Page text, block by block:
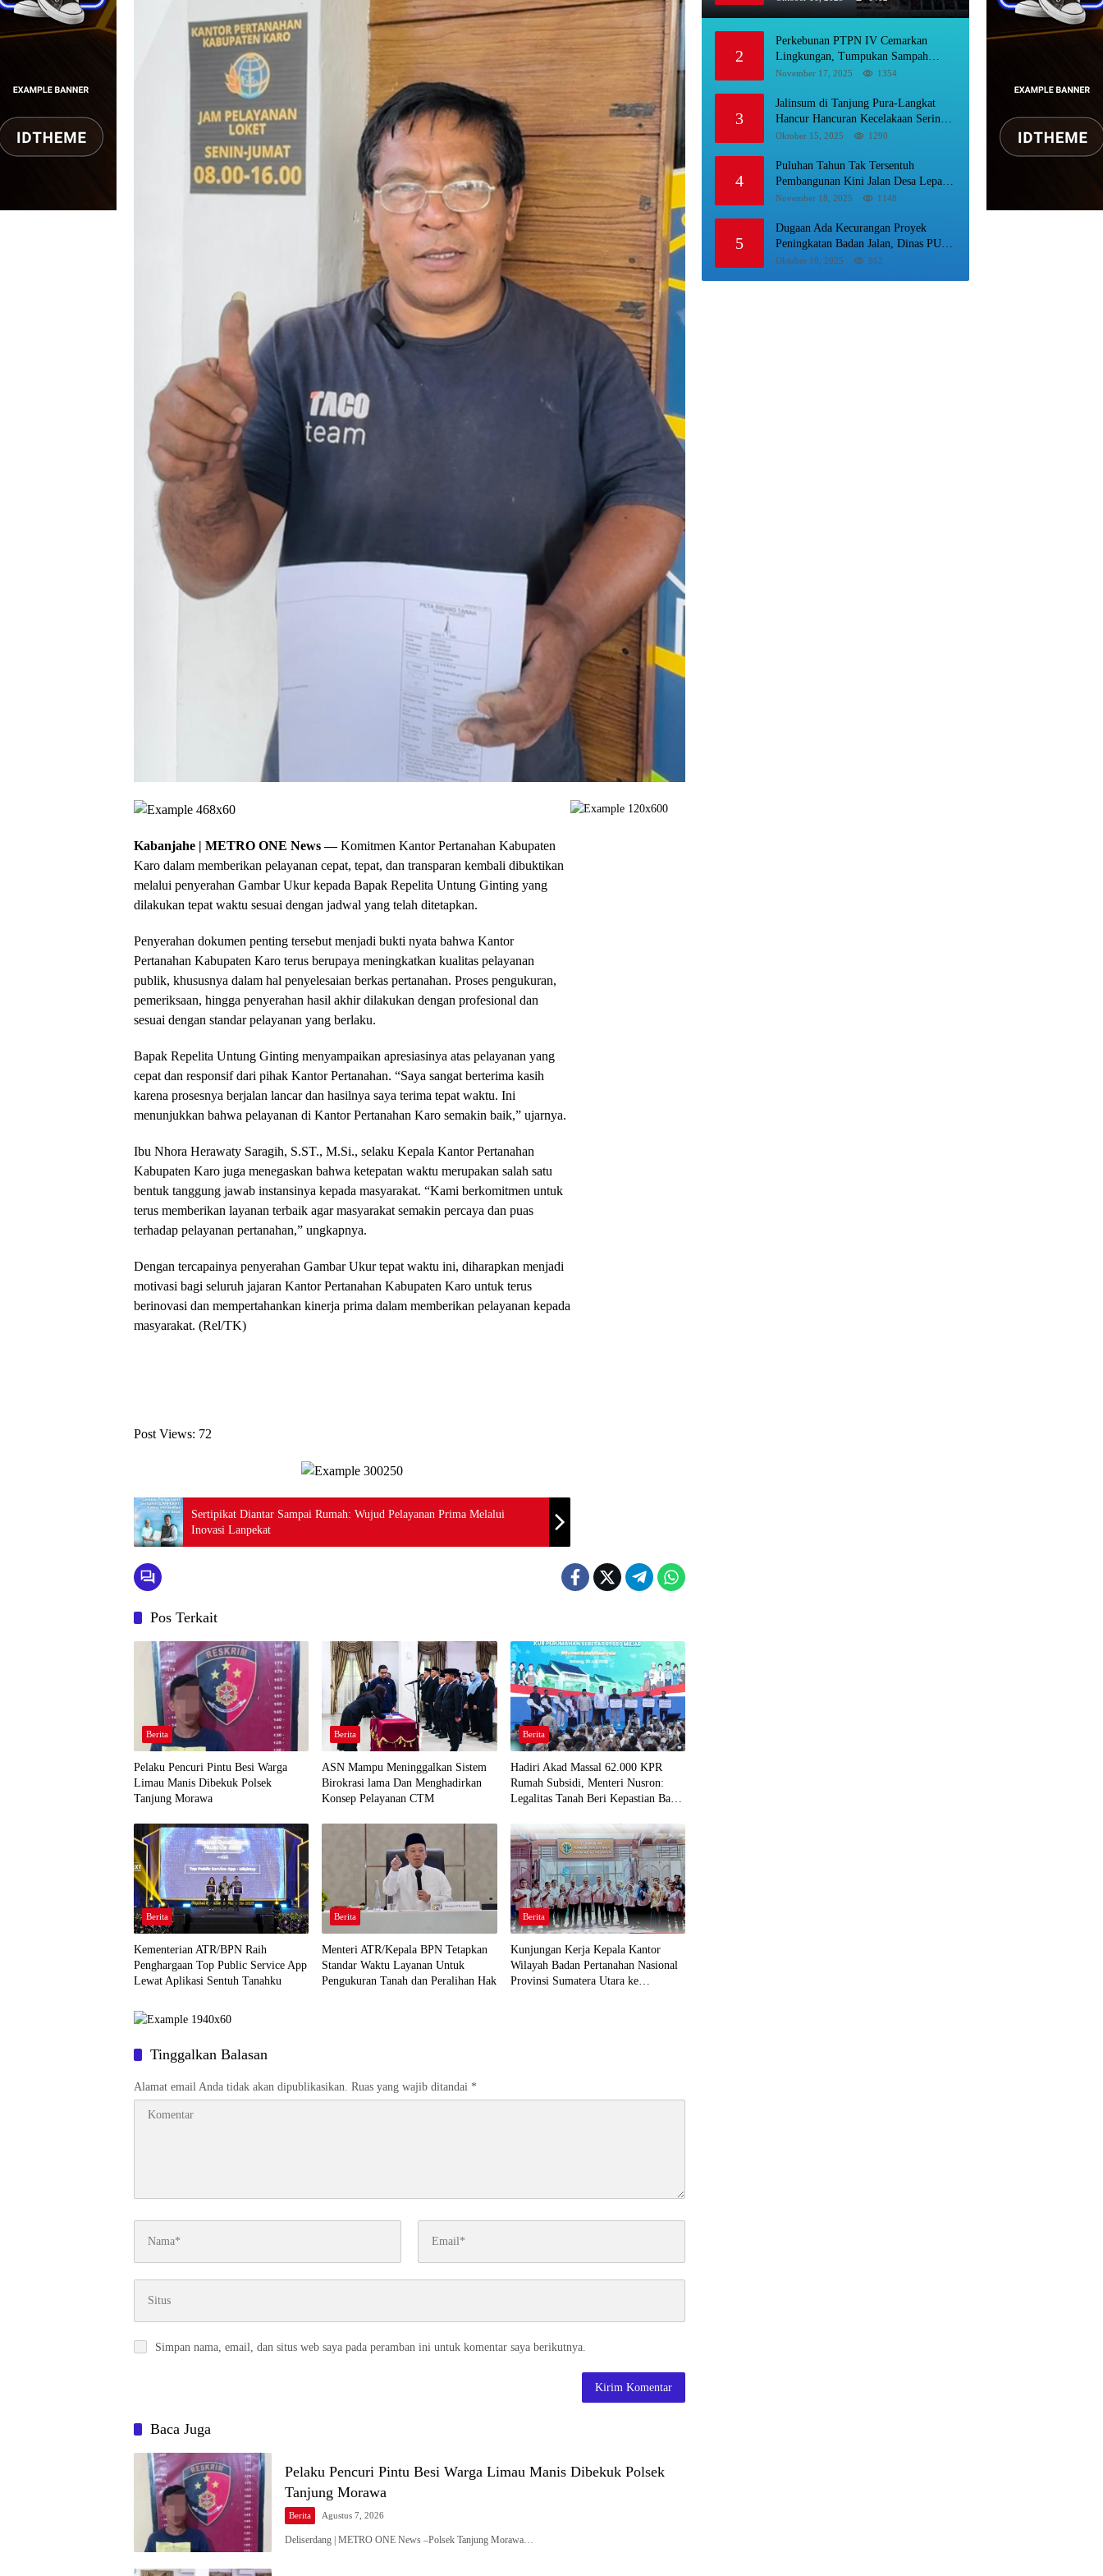
Kabanjahe | METRO ONE News —Komitmen Kantor Pertanahan Kabupaten
Karo dalam memberikan pelayanan cepat, tepat, dan transparan kembali dibuktikan
melalui penyerahan Gambar Ukur kepada Bapak Repelita Untung Ginting yang
dilakukan tepat waktu sesuai dengan jadwal yang telah ditetapkan.
Penyerahan dokumen penting tersebut menjadi bukti nyata bahwa Kantor
Pertanahan Kabupaten Karo terus berupaya meningkatkan kualitas pelayanan
publik, khususnya dalam hal penyelesaian berkas pertanahan. Proses pengukuran,
pemeriksaan, hingga penyerahan hasil akhir dilakukan dengan profesional dan
sesuai dengan standar pelayanan yang berlaku.
Bapak Repelita Untung Ginting menyampaikan apresiasinya atas pelayanan yang
cepat dan responsif dari pihak Kantor Pertanahan. “Saya sangat berterima kasih
karena prosesnya berjalan lancar dan hasilnya saya terima tepat waktu. Ini
menunjukkan bahwa pelayanan di Kantor Pertanahan Karo semakin baik,” ujarnya.
Ibu Nhora Herawaty Saragih, S.ST., M.Si., selaku Kepala Kantor Pertanahan
Kabupaten Karo juga menegaskan bahwa ketepatan waktu merupakan salah satu
bentuk tanggung jawab instansinya kepada masyarakat. “Kami berkomitmen untuk
terus memberikan layanan terbaik agar masyarakat semakin percaya dan puas
terhadap pelayanan pertanahan,” ungkapnya.
Dengan tercapainya penyerahan Gambar Ukur tepat waktu ini, diharapkan menjadi
motivasi bagi seluruh jajaran Kantor Pertanahan Kabupaten Karo untuk terus
berinovasi dan mempertahankan kinerja prima dalam memberikan pelayanan kepada
masyarakat. (Rel/TK)
Post Views: 72
Sertipikat Diantar Sampai Rumah: Wujud Pelayanan Prima Melalui
Inovasi Lanpekat
Pos Terkait
Berita
Pelaku Pencuri Pintu Besi Warga
Limau Manis Dibekuk Polsek
Tanjung Morawa
Berita
ASN Mampu Meninggalkan Sistem
Birokrasi lama Dan Menghadirkan
Konsep Pelayanan CTM
Berita
Hadiri Akad Massal 62.000 KPR
Rumah Subsidi, Menteri Nusron:
Legalitas Tanah Beri Kepastian Bagi
Berita
Kementerian ATR/BPN Raih
Penghargaan Top Public Service App
Lewat Aplikasi Sentuh Tanahku
Berita
Menteri ATR/Kepala BPN Tetapkan
Standar Waktu Layanan Untuk
Pengukuran Tanah dan Peralihan Hak
Berita
Kunjungan Kerja Kepala Kantor
Wilayah Badan Pertanahan Nasional
Provinsi Sumatera Utara ke
Tinggalkan Balasan
Alamat email Anda tidak akan dipublikasikan. Ruas yang wajib ditandai *
Simpan nama, email, dan situs web saya pada peramban ini untuk komentar saya berikutnya.
Baca Juga
Pelaku Pencuri Pintu Besi Warga Limau Manis Dibekuk Polsek
Tanjung Morawa
Berita Agustus 7, 2026
Deliserdang | METRO ONE News –Polsek Tanjung Morawa…
2
Perkebunan PTPN IV Cemarkan
Lingkungan, Tumpukan Sampah
Busuk Dibiarkan Menggunung Di
November 17, 2025 1354
3
Jalinsum di Tanjung Pura-Langkat
Hancur Hancuran Kecelakaan Sering
Terjadi, Masyarakat Mnta Presiden
Oktober 15, 2025 1290
4
Puluhan Tahun Tak Tersentuh
Pembangunan Kini Jalan Desa Lepar
Samura Mulus, Masyarakat Sampaikan
November 18, 2025 1148
5
Dugaan Ada Kecurangan Proyek
Peningkatan Badan Jalan, Dinas PUPR
Labura Diadukan Ke Kejatisu.
Oktober 10, 2025 912